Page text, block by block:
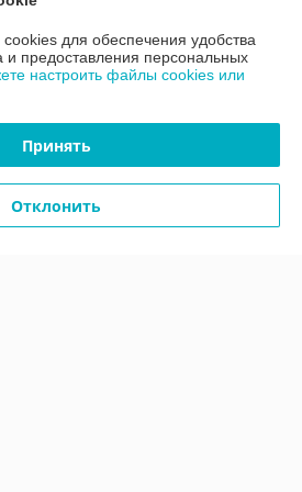
для обеспечения удобства
и предоставления персональных
настроить файлы cookies или
Принять
Отклонить